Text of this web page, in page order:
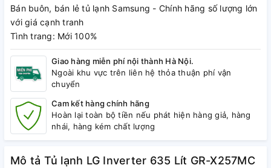
Bán buôn, bán lẻ tủ lạnh Samsung - Chính hãng số lượng lớn
với giá cạnh tranh
Tình trang: Mới 100%
Giao hàng miễn phí nội thành Hà Nội.
Ngoài khu vực trên liên hệ thỏa thuận phí vận
chuyển
Cam kết hàng chính hãng
Hoàn lại toàn bộ tiền nếu phát hiện hàng giả, hàng
nhái, hàng kém chất lượng
Mô tả Tủ lạnh LG Inverter 635 Lít GR-X257MC